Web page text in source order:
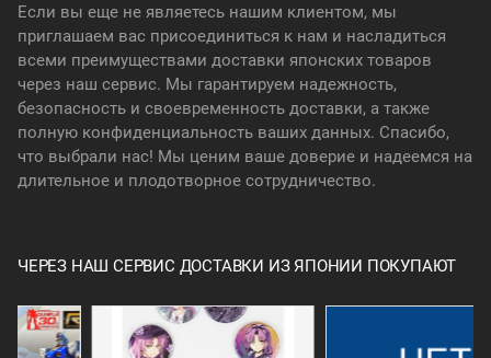
Если вы еще не являетесь нашим клиентом, мы
приглашаем вас присоединиться к нам и насладиться
всеми преимуществами доставки японских товаров
через наш сервис. Мы гарантируем надежность,
безопасность и своевременность доставки, а также
полную конфиденциальность ваших данных. Спасибо,
что выбрали нас! Мы ценим ваше доверие и надеемся на
длительное и плодотворное сотрудничество.
ЧЕРЕЗ НАШ СЕРВИС ДОСТАВКИ ИЗ ЯПОНИИ ПОКУПАЮТ